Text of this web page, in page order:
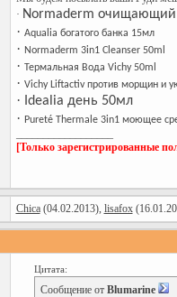
· Normaderm очищающий
· Aqualia богатого банка 15мл
· Normaderm 3in1 Cleanser 50ml
· Термальная Вода Vichy 50ml
· Vichy Liftactiv против морщин и
· Idealia день 50мл
· Pureté Thermale 3in1 моющее
[Только зарегистрированные
Chica(04.02.2013), lisafox
Цитата:
Сообщение от Blumarine